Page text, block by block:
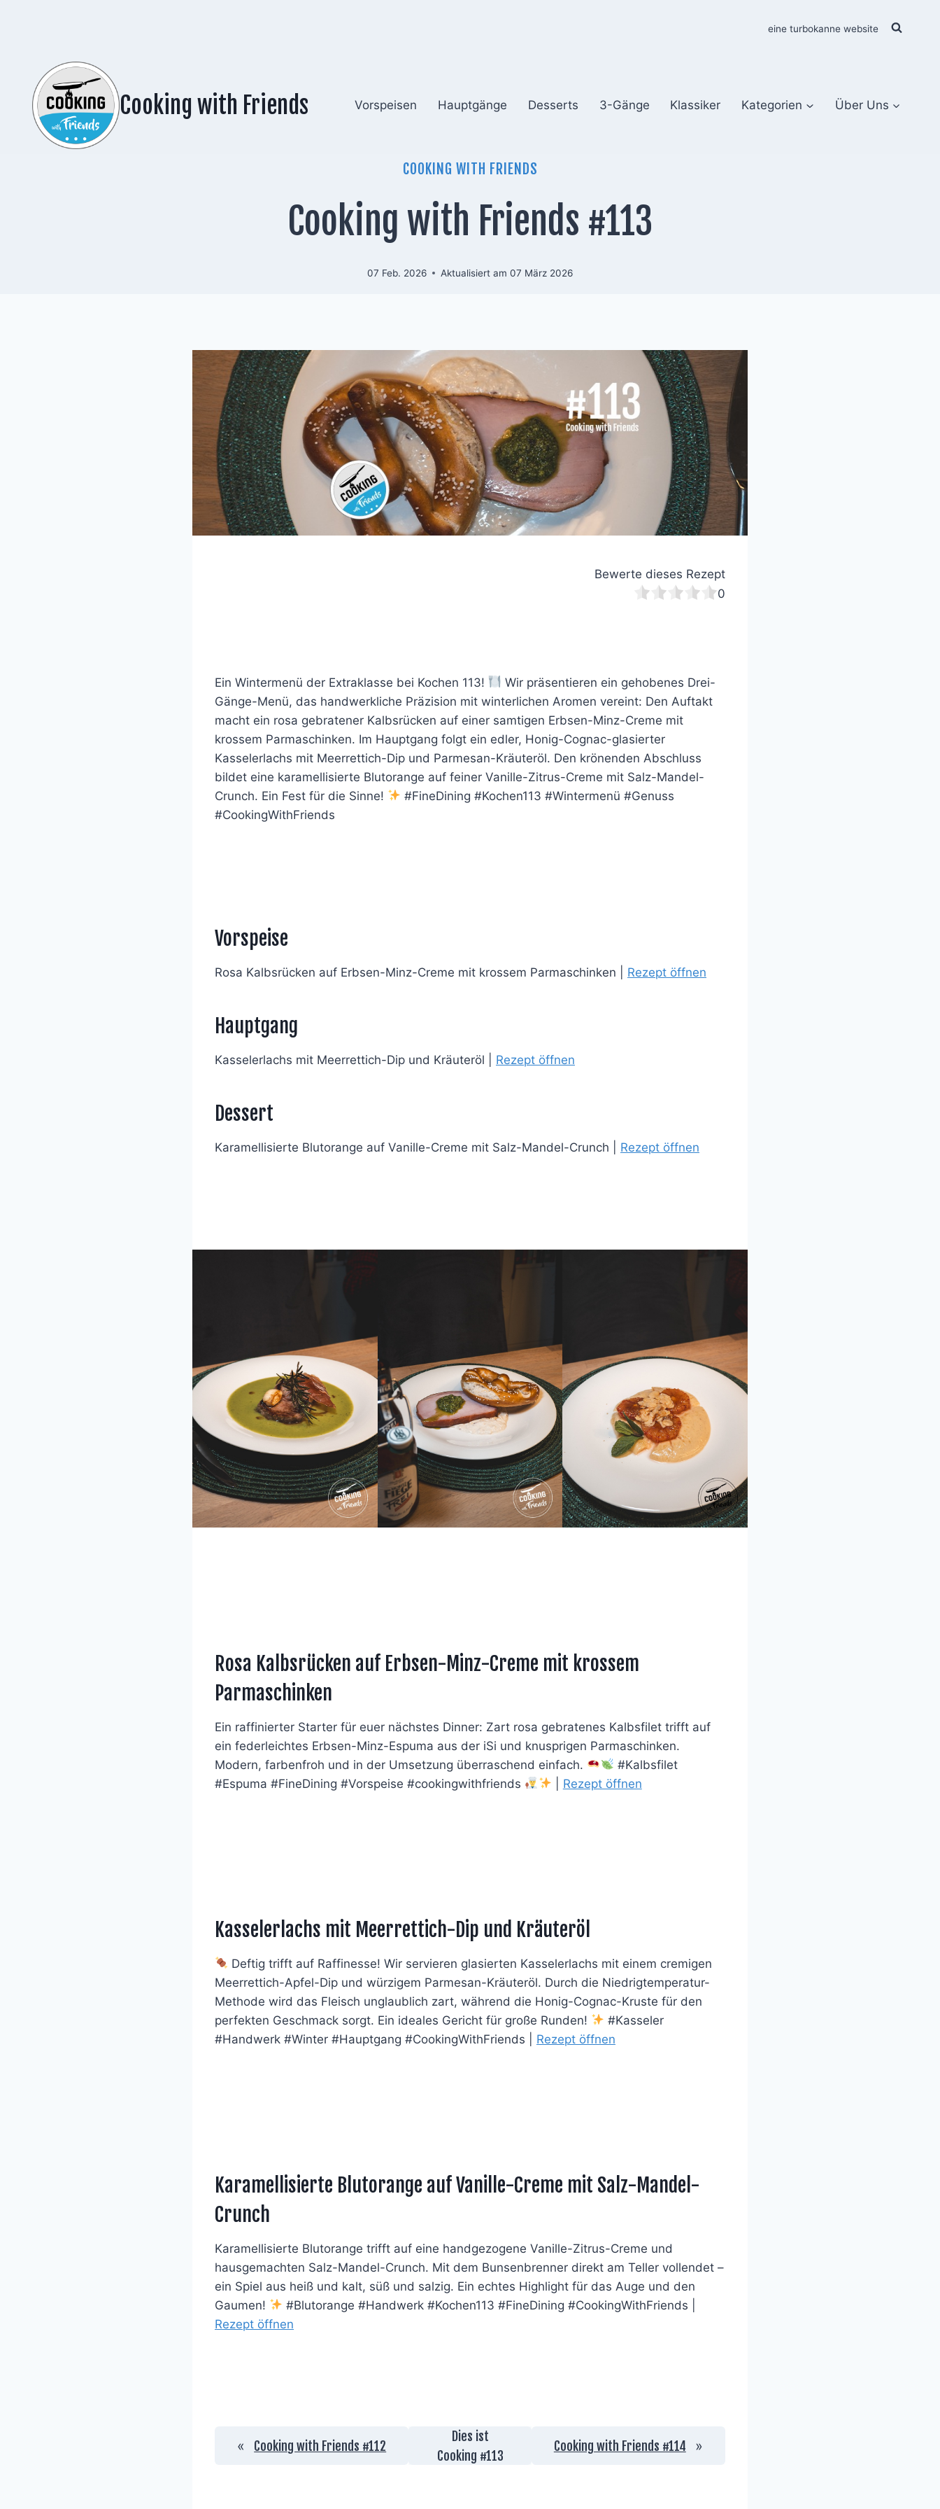
eine turbokanne website
Cooking with Friends Vorspeisen Hauptgänge Desserts 3-Gänge Klassiker Kategorien Über Uns
COOKING WITH FRIENDS
Cooking with Friends #113
07 Feb. 2026 Aktualisiert am 07 März 2026
Bewerte dieses Rezept
0
Ein Wintermenü der Extraklasse bei Kochen 113!
Wir präsentieren ein gehobenes Drei-
Gänge-Menü, das handwerkliche Präzision mit winterlichen Aromen vereint: Den Auftakt
macht ein rosa gebratener Kalbsrücken auf einer samtigen Erbsen-Minz-Creme mit
krossem Parmaschinken. Im Hauptgang folgt ein edler, Honig-Cognac-glasierter
Kasselerlachs mit Meerrettich-Dip und Parmesan-Kräuteröl. Den krönenden Abschluss
bildet eine karamellisierte Blutorange auf feiner Vanille-Zitrus-Creme mit Salz-Mandel-
Crunch. Ein Fest für die Sinne!
#FineDining #Kochen113 #Wintermenü #Genuss
#CookingWithFriends
Vorspeise
Rosa Kalbsrücken auf Erbsen-Minz-Creme mit krossem Parmaschinken | Rezept öffnen
Hauptgang
Kasselerlachs mit Meerrettich-Dip und Kräuteröl | Rezept öffnen
Dessert
Karamellisierte Blutorange auf Vanille-Creme mit Salz-Mandel-Crunch | Rezept öffnen
Rosa Kalbsrücken auf Erbsen-Minz-Creme mit krossem
Parmaschinken
Ein raffinierter Starter für euer nächstes Dinner: Zart rosa gebratenes Kalbsfilet trifft auf
ein federleichtes Erbsen-Minz-Espuma aus der iSi und knusprigen Parmaschinken.
Modern, farbenfroh und in der Umsetzung überraschend einfach.
#Kalbsfilet
#Espuma #FineDining #Vorspeise #cookingwithfriends
Rezept öffnen
Kasselerlachs mit Meerrettich-Dip und Kräuteröl
Deftig trifft auf Raffinesse! Wir servieren glasierten Kasselerlachs mit einem cremigen
Meerrettich-Apfel-Dip und würzigem Parmesan-Kräuteröl. Durch die Niedrigtemperatur-
Methode wird das Fleisch unglaublich zart, während die Honig-Cognac-Kruste für den
perfekten Geschmack sorgt. Ein ideales Gericht für große Runden!
#Kasseler
#Handwerk #Winter #Hauptgang #CookingWithFriends | Rezept öffnen
Karamellisierte Blutorange auf Vanille-Creme mit Salz-Mandel-
Crunch
Karamellisierte Blutorange trifft auf eine handgezogene Vanille-Zitrus-Creme und
hausgemachten Salz-Mandel-Crunch. Mit dem Bunsenbrenner direkt am Teller vollendet –
ein Spiel aus heiß und kalt, süß und salzig. Ein echtes Highlight für das Auge und den
Gaumen!
#Blutorange #Handwerk #Kochen113 #FineDining #CookingWithFriends |
Rezept öffnen
« Cooking with Friends #112
Dies ist
Cooking #113
Cooking with Friends #114 »